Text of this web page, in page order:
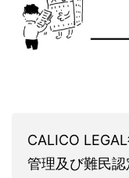
CALICO
管理及び難民